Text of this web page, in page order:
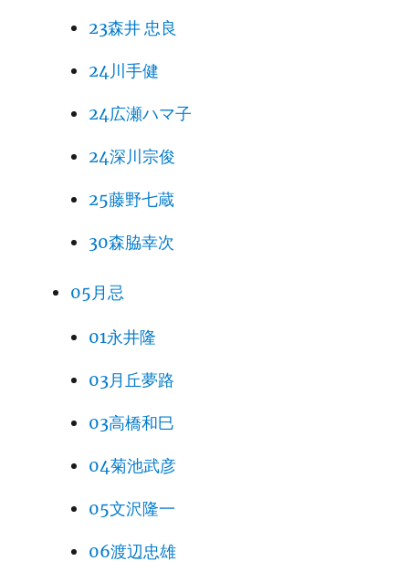
23森井 忠良
24川手健
24広瀬ハマ子
24深川宗俊
25藤野七蔵
30森脇幸次
05月忌
01永井隆
03月丘夢路
03高橋和巳
04菊池武彦
05文沢隆一
06渡辺忠雄